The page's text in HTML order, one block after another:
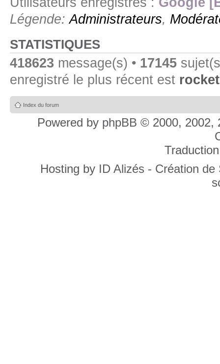
Légende:Administrateurs,
STATISTIQUES
418623 message(s) • 17145
enregistré le plus récent est
Index du forum
Powered by phpBB © 2000, 2002,
Hosting by ID Alizés - Création